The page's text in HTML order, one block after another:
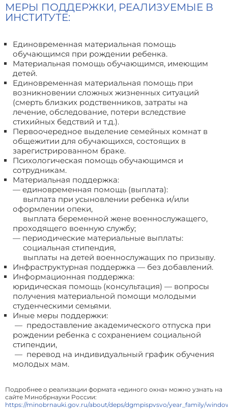
МЕРЫ ПОДДЕРЖКИ, РЕАЛИЗУЕМЫЕ В
ИНСТИТУТЕ:
Единовременная материальная помощь
обучающимся при рождении ребенка.
Материальная помощь обучающимся, имеющим
детей.
Единовременная материальная помощь при
возникновении сложных жизненных ситуаций
(смерть близких родственников, затраты на
лечение, обследование, потери вследствие
стихийных бедствий и т.д.).
Первоочередное выделение семейных комнат в
общежитии для обучающихся, состоящих в
зарегистрированном браке.
Психологическая помощь обучающимся и
сотрудникам.
Материальная поддержка:
— единовременная помощь (выплата):
выплата при усыновлении ребенка и/или
оформлении опеки,
выплата беременной жене военнослужащего,
проходящего военную службу;
— периодические материальные выплаты:
социальная стипендия,
выплаты на детей военнослужащих по призыву.
Инфраструктурная поддержка — без добавлений.
Информационная поддержка:
юридическая помощь (консультация) — вопросы
получения материальной помощи молодыми
студенческими семьями.
Иные меры поддержки:
— предоставление академического отпуска при
рождении ребенка с сохранением социальной
стипендии,
— перевод на индивидуальный график обучения
молодых мам.
Подробнее о реализации формата «единого окна» можно узнать на
сайте Минобрнауки России:
https://minobrnauki.gov.ru/about/deps/dgmpispvsvo/year_family/